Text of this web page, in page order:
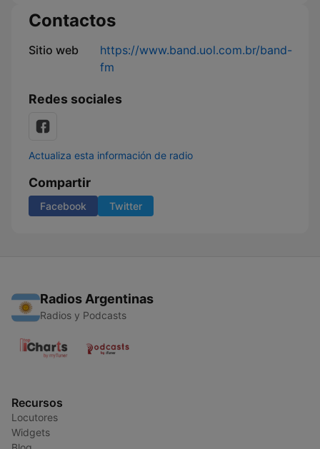
Contactos
Sitio web
https://www.band.uol.com.br/band-
fm
Redes sociales
Actualiza esta información de radio
Compartir
Facebook Twitter
Radios Argentinas
Radios y Podcasts
Recursos
Locutores
Widgets